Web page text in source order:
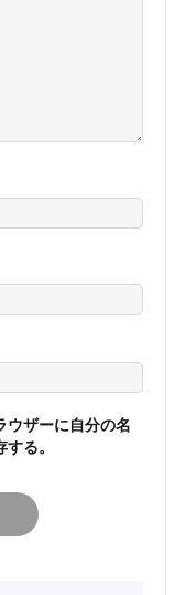
ウザーに自分の名
る。